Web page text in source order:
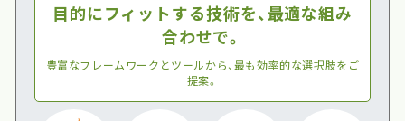
目的にフィットする技術を、最適な組み
合わせで。
豊富なフレームワークとツールから、最も効率的な選択肢をご
提案。